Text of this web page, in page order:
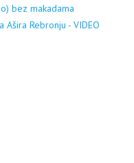
bez makadama
Rebronju - VIDEO